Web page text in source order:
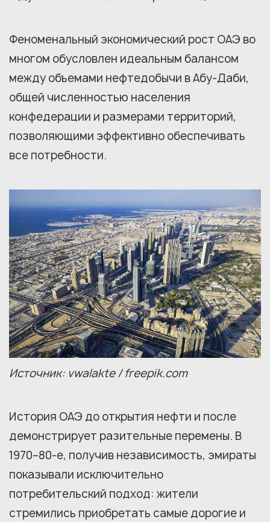
Феноменальный экономический рост ОАЭ во
многом обусловлен идеальным балансом
между объемами нефтедобычи в Абу-Даби,
общей численностью населения
конфедерации и размерами территорий,
позволяющими эффективно обеспечивать
все потребности.
Источник: vwalakte / freepik.com
История ОАЭ до открытия нефти и после
демонстрирует разительные перемены. В
1970–80-е, получив независимость, эмираты
показывали исключительно
потребительский подход: жители
стремились приобретать самые дорогие и